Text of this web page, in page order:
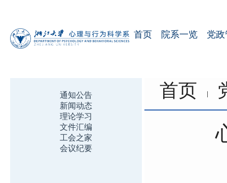
首页 院系一览 党
通知公告
新闻动态
理论学习
文件汇编
工会之家
会议纪要
首页